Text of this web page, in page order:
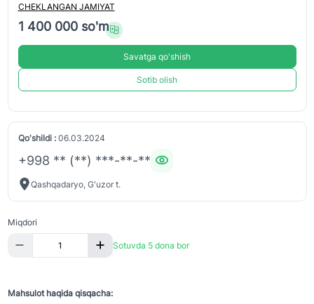
CHEKLANGAN JAMIYAT
1 400 000 so'm
Savatga qo'shish
Sotib olish
Qo'shildi :06.03.2024
+998 ** (**) ***-**-**
Qashqadaryo, G'uzor t.
Miqdori
Sotuvda 5 dona bor
Mahsulot haqida qisqacha: